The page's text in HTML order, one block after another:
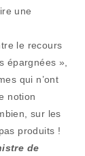
une
le recours
épargnées »,
qui n’ont
notion
sur les
produits !
de